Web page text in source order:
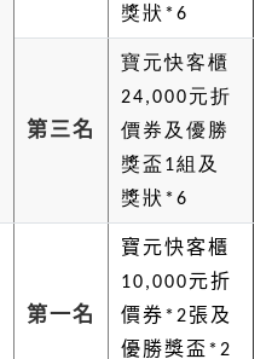
獎狀*6
第三名
寶元快客櫃
24,000元折
價券及優勝
獎盃1組及
獎狀*6
第一名
寶元快客櫃
10,000元折
價券*2張及
優勝獎盃 *2